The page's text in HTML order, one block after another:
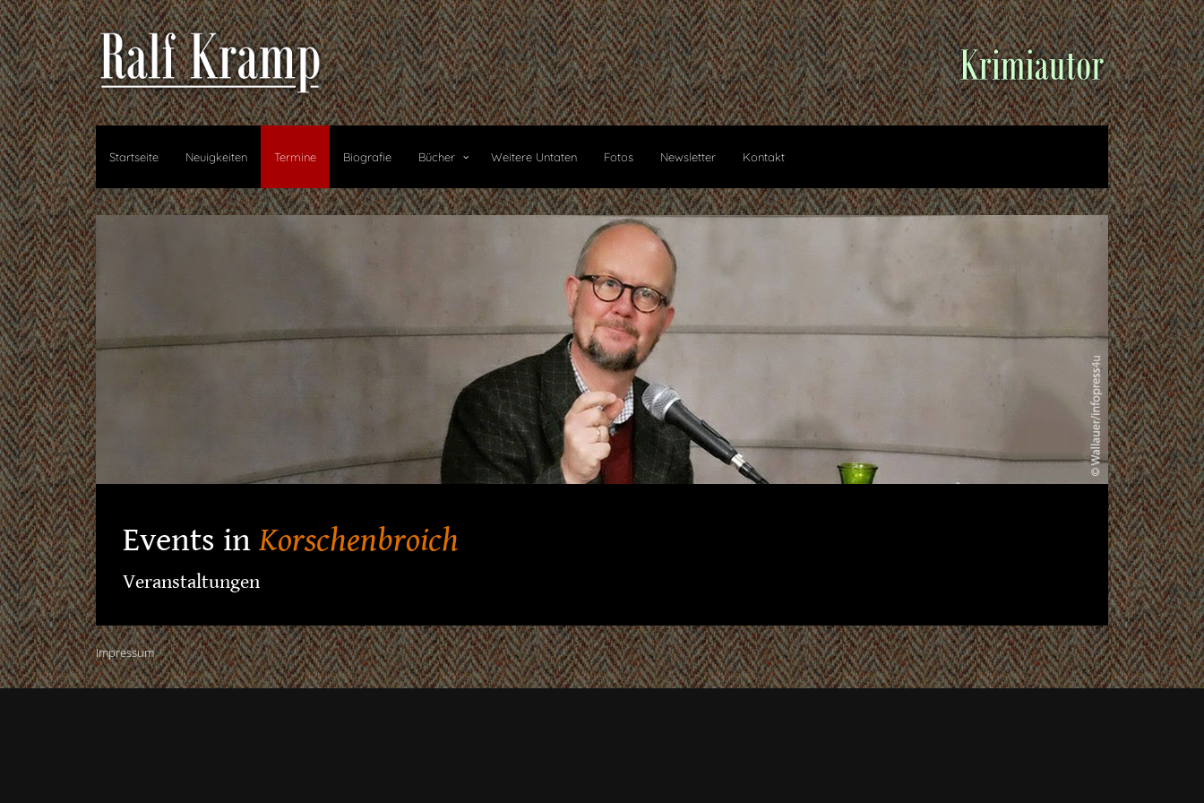
Startseite Neuigkeiten Termine Biografie Bücher Weitere Untaten Fotos Newsletter Kontakt
Events in Korschenbroich
Veranstaltungen
Impressum